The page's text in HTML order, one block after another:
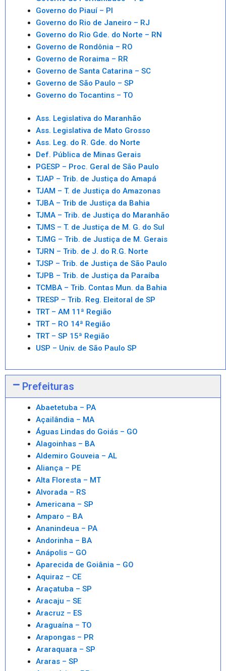
Governo do Piauí – PI
Governo do Rio de Janeiro – RJ
Governo do Rio Gde. do Norte – RN
Governo de Rondônia – RO
Governo de Roraima – RR
Governo de Santa Catarina – SC
Governo de São Paulo – SP
Governo do Tocantins – TO
Ass. Legislativa do Maranhão
Ass. Legislativa de Mato Grosso
Ass. Leg. do R. Gde. do Norte
Def. Pública de Minas Gerais
PGESP – Proc. Geral de São Paulo
TJAP – Trib. de Justiça do Amapá
TJAM – T. de Justiça do Amazonas
TJBA – Trib de Justiça da Bahia
TJMA – Trib. de Justiça do Maranhão
TJMS – T. de Justiça de M. G. do Sul
TJMG – Trib. de Justiça de M. Gerais
TJRN – Trib. de J. do R.G. Norte
TJSP – Trib. de Justiça de São Paulo
TJPB – Trib. de Justiça da Paraíba
TCMBA – Trib. Contas Mun. da Bahia
TRESP – Trib. Reg. Eleitoral de SP
TRT – AM 11ª Região
TRT – RO 14ª Região
TRT – SP 15ª Região
USP – Univ. de São Paulo SP
Prefeituras
Abaetetuba – PA
Açailândia – MA
Águas Lindas do Goiás – GO
Alagoinhas – BA
Aldemiro Gouveia – AL
Aliança – PE
Alta Floresta – MT
Alvorada – RS
Americana – SP
Amparo – BA
Ananindeua – PA
Andorinha – BA
Anápolis – GO
Aparecida de Goiânia – GO
Aquiraz – CE
Araçatuba – SP
Aracaju – SE
Aracruz – ES
Araguaína – TO
Arapongas – PR
Araraquara – SP
Araras – SP